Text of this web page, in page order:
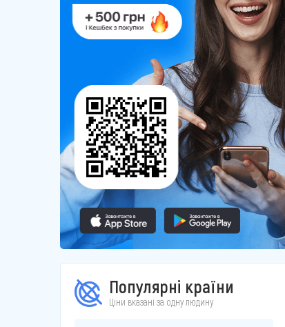
Популярні країни
Ціни вказані за одну людину